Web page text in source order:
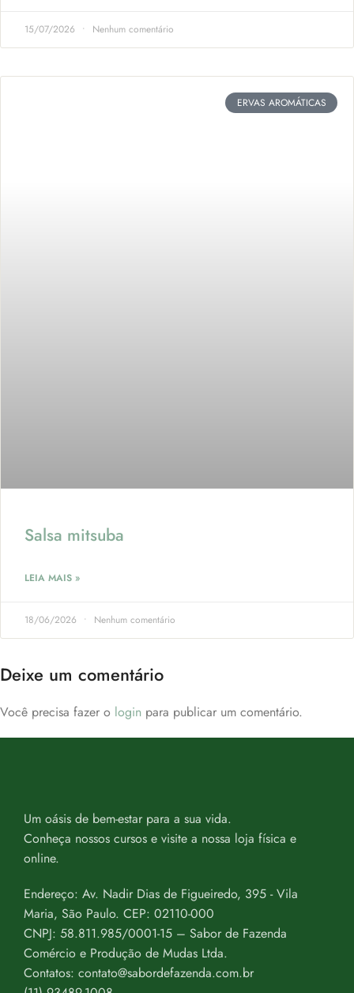
15/07/2026 Nenhum comentário
ERVAS AROMÁTICAS
Salsa mitsuba
LEIA MAIS »
18/06/2026 Nenhum comentário
Deixe um comentário
Você precisa fazer o login para publicar um comentário.
Um oásis de bem-estar para a sua vida.
Conheça nossos cursos e visite a nossa loja física e
online.
Endereço: Av. Nadir Dias de Figueiredo, 395 - Vila
Maria, São Paulo. CEP: 02110-000
CNPJ: 58.811.985/0001-15 – Sabor de Fazenda
Comércio e Produção de Mudas Ltda.
Contatos: contato@sabordefazenda.com.br